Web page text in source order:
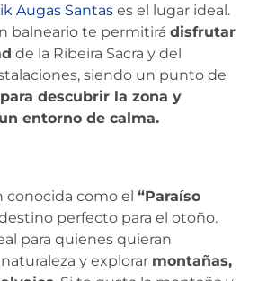
Augas Santas es el lugar ideal.
balneario te permitirá disfrutar
de la Ribeira Sacra y del
siendo un punto de
descubrir la zona y
entorno de calma.
como el “Paraíso
destino perfecto para el otoño.
para quienes quieran
y explorar montañas,